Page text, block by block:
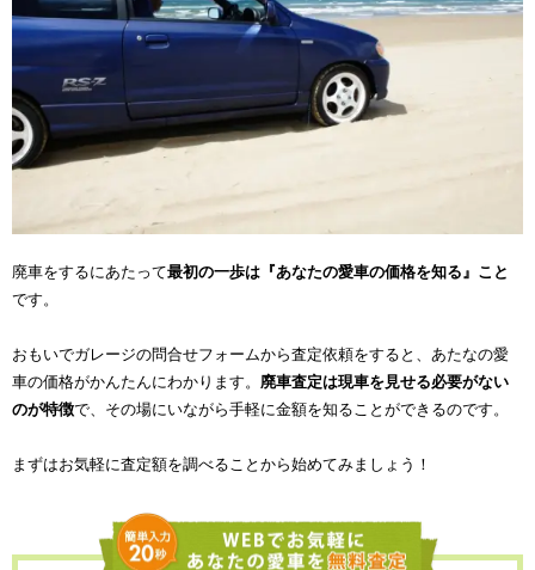
廃車をするにあたって最初の一歩は『あなたの愛車の価格を知る』こと
です。
おもいでガレージの問合せフォームから査定依頼をすると、あたなの愛
車の価格がかんたんにわかります。 廃車査定は現車を見せる必要がない
のが特徴で、その場にいながら手軽に金額を知ることができるのです。
まずはお気軽に査定額を調べることから始めてみましょう！